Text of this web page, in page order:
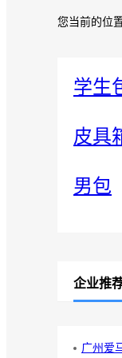
您当前的位置
学生
男包
企业推
广州爱